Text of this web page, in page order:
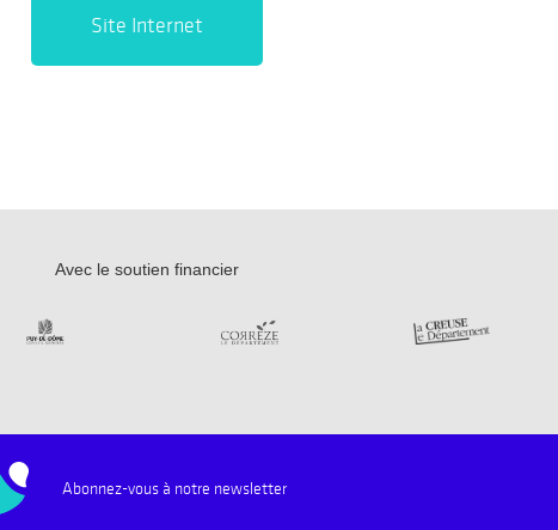
Site Internet
Avec le soutien financier
Abonnez-vous à notre newsletter